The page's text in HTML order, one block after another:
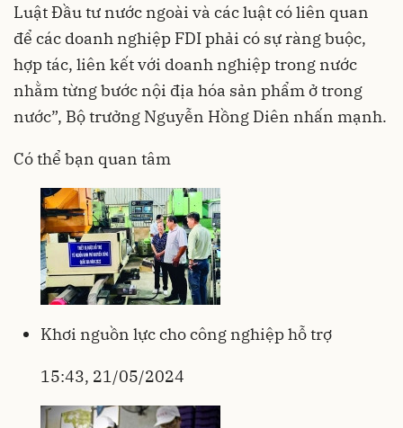
Luật Đầu tư nước ngoài và các luật có liên quan
để các doanh nghiệp FDI phải có sự ràng buộc,
hợp tác, liên kết với doanh nghiệp trong nước
nhằm từng bước nội địa hóa sản phẩm ở trong
nước”, Bộ trưởng Nguyễn Hồng Diên nhấn mạnh.
Có thể bạn quan tâm
Khơi nguồn lực cho công nghiệp hỗ trợ
15:43, 21/05/2024